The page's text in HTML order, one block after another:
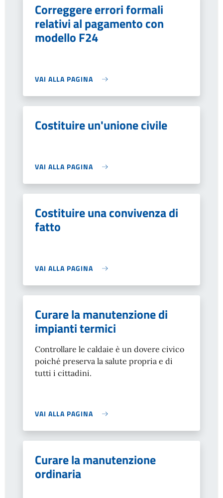
Correggere errori formali
relativi al pagamento con
modello F24
VAI ALLA PAGINA
Costituire un'unione civile
VAI ALLA PAGINA
Costituire una convivenza di
fatto
VAI ALLA PAGINA
Curare la manutenzione di
impianti termici
Controllare le caldaie è un dovere civico
poiché preserva la salute propria e di
tutti i cittadini.
VAI ALLA PAGINA
Curare la manutenzione
ordinaria